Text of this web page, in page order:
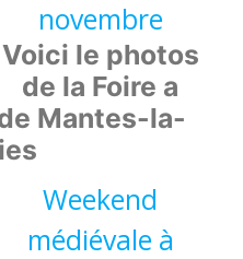
novembre
Voici le photos
de la Foire a
Mantes-la-
Weekend
médiévale à